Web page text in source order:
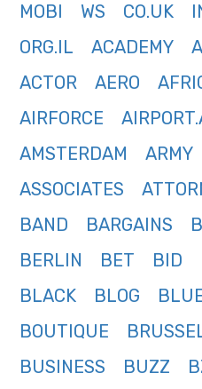
MOBI
WS CO.UK
ORG.IL
ACADEMY
ACTOR
AERO
AIRFORCE
AMSTERDAM
ARMY
ASSOCIATES
BAND
BARGAINS
BERLIN
BET BID
BLACK
BLOG
BOUTIQUE
BUSINESS
BUZZ